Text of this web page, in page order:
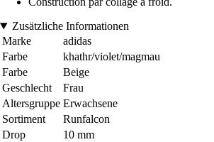
Zusätzliche Informationen
Marke
adidas
Farbe
khathr/violet/magmau
Farbe
Beige
Geschlecht
Frau
Altersgruppe Erwachsene
Sortiment
Runfalcon
Drop
10 mm